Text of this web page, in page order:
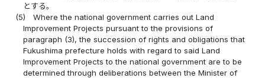
とする。
(5)
Where the national government carries out Land
Improvement Projects pursuant to the provisions of
paragraph (3), the succession of rights and obligations that
Fukushima prefecture holds with regard to said Land
Improvement Projects to the national government are to be
determined through deliberations between the Minister of